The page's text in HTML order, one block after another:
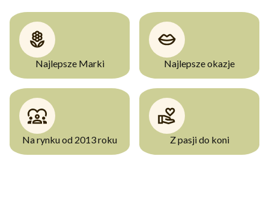
Najlepsze Marki Najlepsze okazje
Na rynku od 2013 roku Z pasji do koni